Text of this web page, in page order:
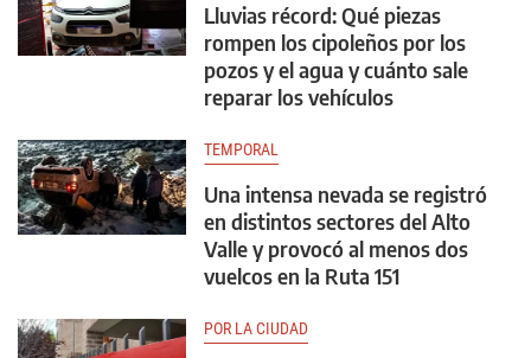
Lluvias récord: Qué piezas
rompen los cipoleños por los
pozos y el agua y cuánto sale
reparar los vehículos
TEMPORAL
Una intensa nevada se registró
en distintos sectores del Alto
Valle y provocó al menos dos
vuelcos en la Ruta 151
POR LA CIUDAD